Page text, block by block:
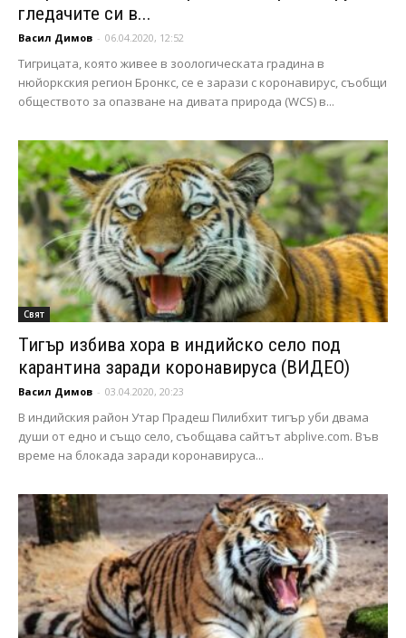
гледачите си в...
Васил Димов - 06.04.2020, 12:52
Тигрицата, която живее в зоологическата градина в
нюйоркския регион Бронкс, се е зарази с коронавирус, съобщи
обществото за опазване на дивата природа (WCS) в...
Свят
Тигър избива хора в индийско село под
карантина заради коронавируса (ВИДЕО)
Васил Димов - 03.04.2020, 20:23
В индийския район Утар Прадеш Пилибхит тигър уби двама
души от едно и също село, съобщава сайтът abplive.com. Във
време на блокада заради коронавируса...